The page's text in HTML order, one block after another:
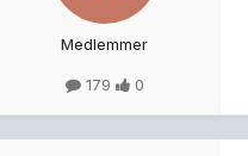
Medlemmer
179 0